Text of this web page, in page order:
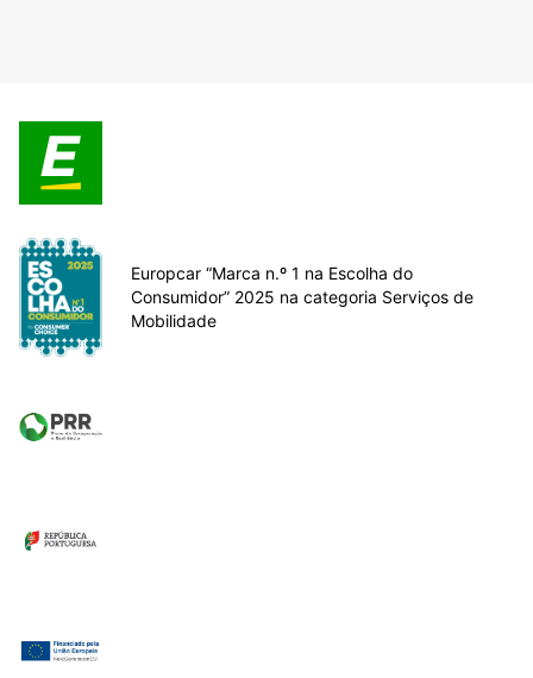
Europcar “Marca n.º 1 na Escolha do
Consumidor” 2025 na categoria Serviços de
Mobilidade